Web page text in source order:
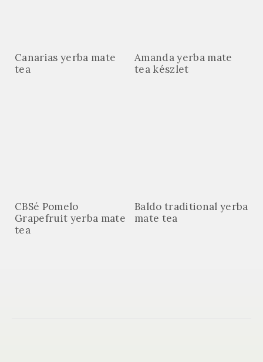
Canarias yerba mate
tea
Amanda yerba mate
tea készlet
CBSé Pomelo
Grapefruit yerba mate
tea
Baldo traditional yerba
mate tea